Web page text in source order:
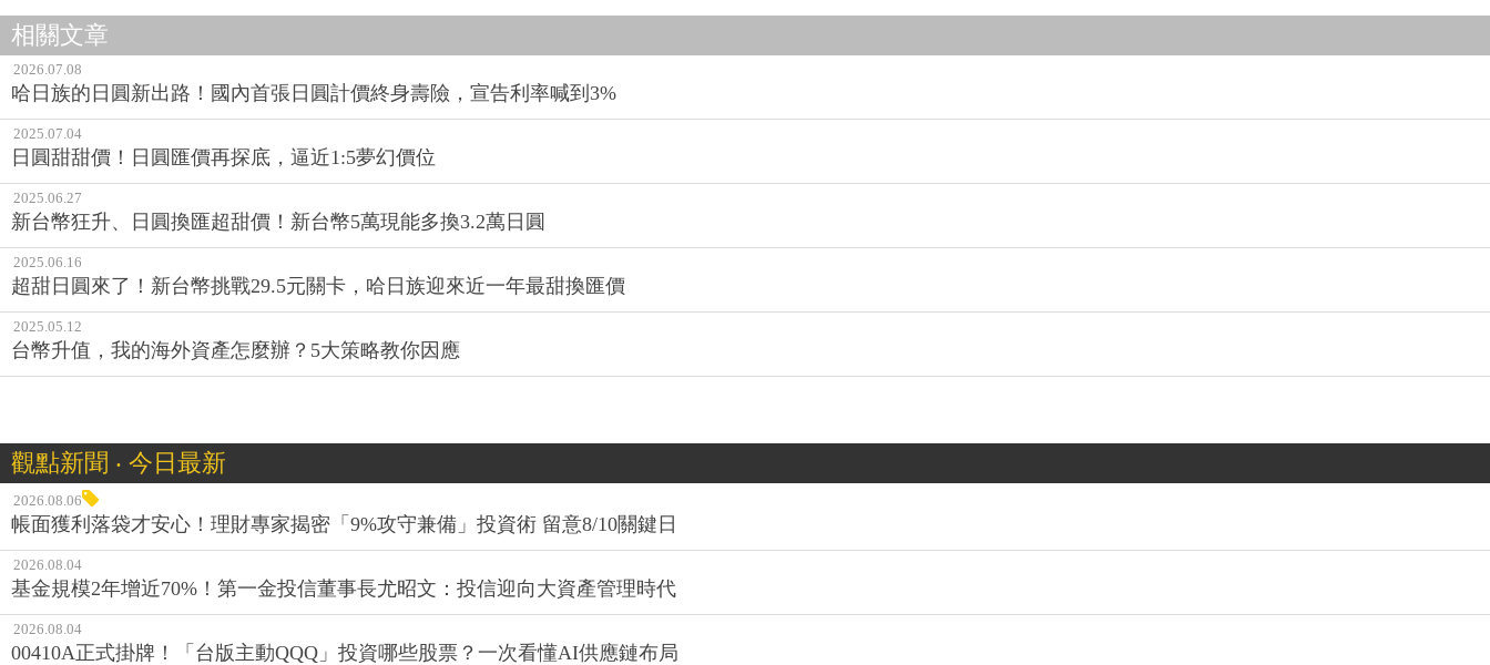
相關文章
2026.07.08
哈日族的日圓新出路！國內首張日圓計價終身壽險，宣告利率喊到3%
2025.07.04
日圓甜甜價！日圓匯價再探底，逼近1:5夢幻價位
2025.06.27
新台幣狂升、日圓換匯超甜價！新台幣5萬現能多換3.2萬日圓
2025.06.16
超甜日圓來了！新台幣挑戰29.5元關卡，哈日族迎來近一年最甜換匯價
2025.05.12
台幣升值，我的海外資產怎麼辦？5大策略教你因應
觀點新聞 ‧ 今日最新
2026.08.06
帳面獲利落袋才安心！理財專家揭密「9%攻守兼備」投資術 留意8/10關鍵日
2026.08.04
基金規模2年增近70%！第一金投信董事長尤昭文：投信迎向大資產管理時代
2026.08.04
00410A正式掛牌！「台版主動QQQ」投資哪些股票？一次看懂AI供應鏈布局